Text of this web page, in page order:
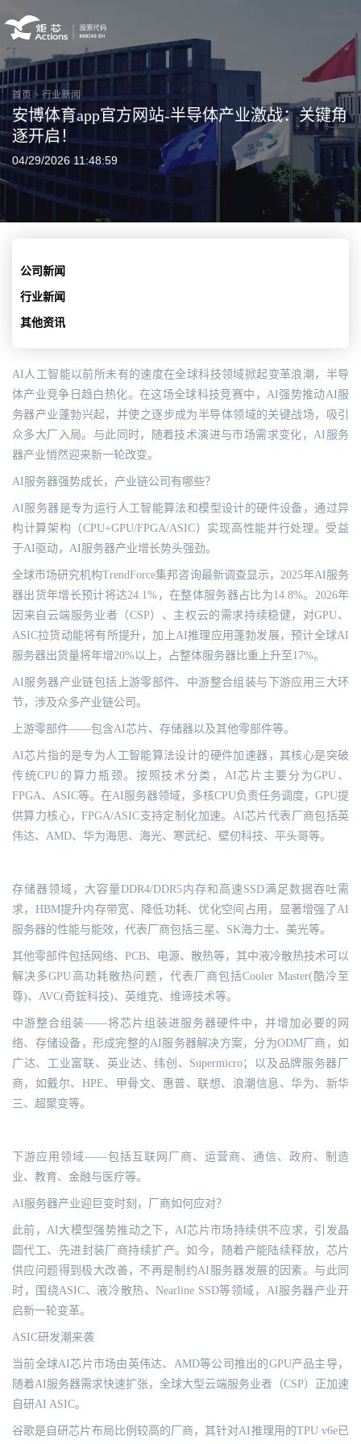
首页 > 行业新闻
安博体育app官方网站-半导体产业激战：关键角
逐开启！
04/29/2026 11:48:59
公司新闻
行业新闻
其他资讯
AI人工智能以前所未有的速度在全球科技领域掀起变革浪潮，半导
体产业竞争日趋白热化。在这场全球科技竞赛中，AI强势推动AI服
务器产业蓬勃兴起，并使之逐步成为半导体领域的关键战场，吸引
众多大厂入局。与此同时，随着技术演进与市场需求变化，AI服务
器产业悄然迎来新一轮改变。
AI服务器强势成长，产业链公司有哪些？
AI服务器是专为运行人工智能算法和模型设计的硬件设备，通过异
构计算架构（CPU+GPU/FPGA/ASIC）实现高性能并行处理。受益
于AI驱动，AI服务器产业增长势头强劲。
全球市场研究机构TrendForce集邦咨询最新调查显示，2025年AI服务
器出货年增长预计将达24.1%，在整体服务器占比为14.8%。2026年
因来自云端服务业者（CSP）、主权云的需求持续稳健，对GPU、
ASIC拉货动能将有所提升，加上AI推理应用蓬勃发展，预计全球AI
服务器出货量将年增20%以上，占整体服务器比重上升至17%。
AI服务器产业链包括上游零部件、中游整合组装与下游应用三大环
节，涉及众多产业链公司。
上游零部件——包含AI芯片、存储器以及其他零部件等。
AI芯片指的是专为人工智能算法设计的硬件加速器，其核心是突破
传统CPU的算力瓶颈。按照技术分类，AI芯片主要分为GPU、
FPGA、ASIC等。在AI服务器领域，多核CPU负责任务调度，GPU提
供算力核心，FPGA/ASIC支持定制化加速。AI芯片代表厂商包括英
伟达、AMD、华为海思、海光、寒武纪、壁仞科技、平头哥等。
存储器领域，大容量DDR4/DDR5内存和高速SSD满足数据吞吐需
求，HBM提升内存带宽、降低功耗、优化空间占用，显著增强了AI
服务器的性能与能效，代表厂商包括三星、SK海力士、美光等。
其他零部件包括网络、PCB、电源、散热等，其中液冷散热技术可以
解决多GPU高功耗散热问题，代表厂商包括Cooler Master(酷冷至
尊)、AVC(奇鋐科技)、英维克、维谛技术等。
中游整合组装——将芯片组装进服务器硬件中，并增加必要的网
络、存储设备，形成完整的AI服务器解决方案，分为ODM厂商，如
广达、工业富联、英业达、纬创、Supermicro；以及品牌服务器厂
商，如戴尔、HPE、甲骨文、惠普、联想、浪潮信息、华为、新华
三、超聚变等。
下游应用领域——包括互联网厂商、运营商、通信、政府、制造
业、教育、金融与医疗等。
AI服务器产业迎巨变时刻，厂商如何应对？
此前，AI大模型强势推动之下，AI芯片市场持续供不应求，引发晶
圆代工、先进封装厂商持续扩产。如今，随着产能陆续释放，芯片
供应问题得到极大改善，不再是制约AI服务器发展的因素。与此同
时，围绕ASIC、液冷散热、Nearline SSD等领域，AI服务器产业开
启新一轮变革。
ASIC研发潮来袭
当前全球AI芯片市场由英伟达、AMD等公司推出的GPU产品主导，
随着AI服务器需求快速扩张，全球大型云端服务业者（CSP）正加速
自研AI ASIC。
谷歌是自研芯片布局比例较高的厂商，其针对AI推理用的TPU v6e已